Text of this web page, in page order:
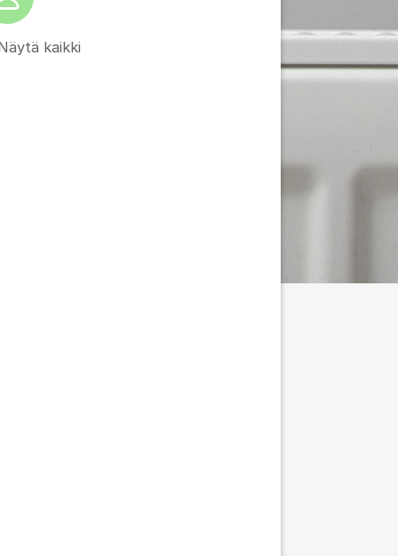
kommenttien asetukset
kaikki